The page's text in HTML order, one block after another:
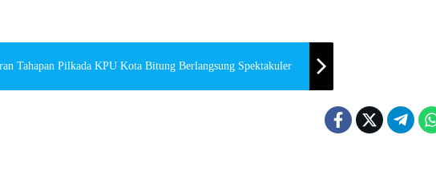
Tahapan Pilkada KPU Kota Bitung Berlangsung Spektakuler